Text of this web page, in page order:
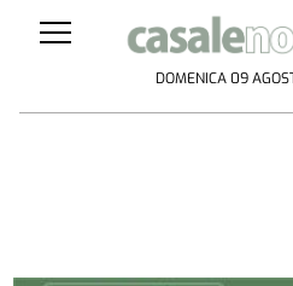
DOMENICA 09